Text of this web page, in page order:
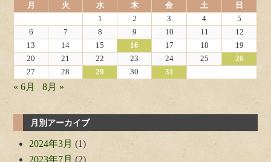
月 火 水 木 金 土
日
1
2 3 4
5
6
7 8 9 10 11
12
13
14 15 16 17 18
19
20
21 22 23 24 25
26
27
28 29 30 31
« 6月 8月 »
月別アーカイブ
2024年3月 (1)
2023年7月 (2)